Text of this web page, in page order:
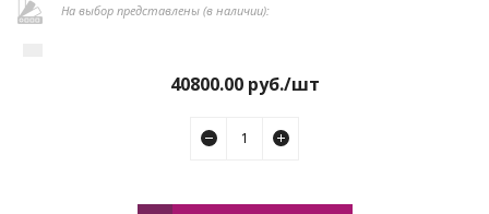
На выбор представлены (в наличии):
40800.00руб./шт